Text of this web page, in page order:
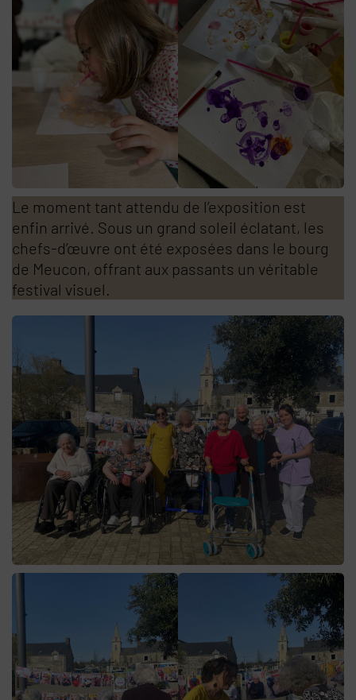
Le moment tant attendu de l’exposition est
enfin arrivé. Sous un grand soleil éclatant, les
chefs-d’œuvre ont été exposées dans le bourg
de Meucon, offrant aux passants un véritable
festival visuel.